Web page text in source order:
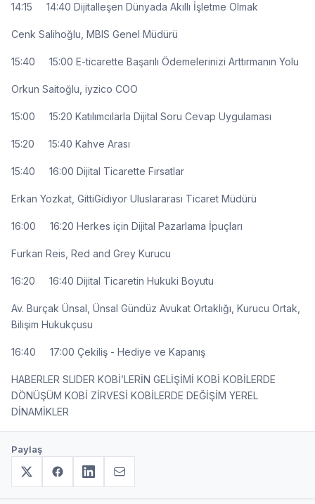
14:15 14:40 Dijitalleşen Dünyada Akıllı İşletme Olmak
Cenk Salihoğlu, MBIS Genel Müdürü
15:40 15:00 E-ticarette Başarılı Ödemelerinizi Arttırmanın Yolu
Orkun Saitoğlu, iyzico COO
15:00 15:20 Katılımcılarla Dijital Soru Cevap Uygulaması
15:20 15:40 Kahve Arası
15:40 16:00 Dijital Ticarette Fırsatlar
Erkan Yozkat, GittiGidiyor Uluslararası Ticaret Müdürü
16:00 16:20 Herkes için Dijital Pazarlama İpuçları
Furkan Reis, Red and Grey Kurucu
16:20 16:40 Dijital Ticaretin Hukuki Boyutu
Av. Burçak Ünsal, Ünsal Gündüz Avukat Ortaklığı, Kurucu Ortak,
Bilişim Hukukçusu
16:40 17:00 Çekiliş - Hediye ve Kapanış
HABERLER SLIDER KOBİ’LERİN GELİŞİMİ KOBİ KOBİLERDE
DÖNÜŞÜM KOBİ ZİRVESİ KOBİLERDE DEĞİŞİM YEREL
DİNAMİKLER
Paylaş